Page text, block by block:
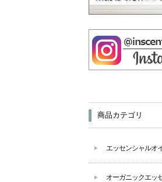
商品カテゴリ
エッセンシャルオ
オーガニックエッ